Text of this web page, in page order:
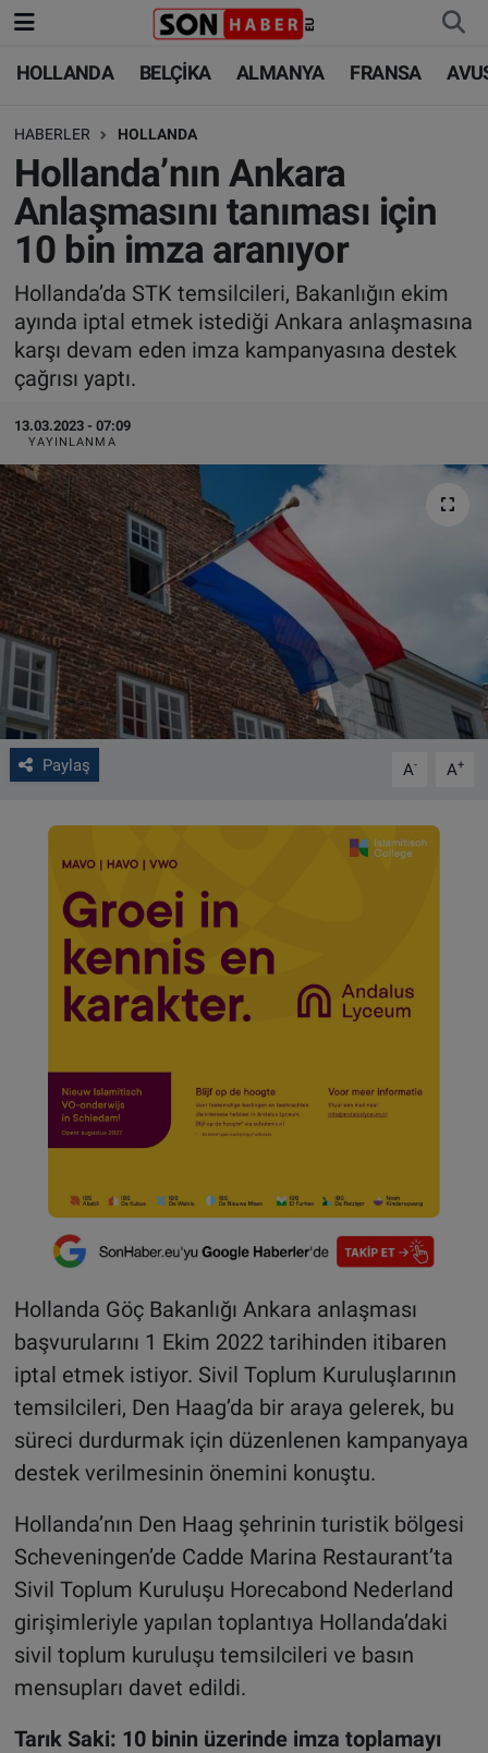
HOLLANDA BELÇİKA ALMANYA FRANSA
HABERLER HOLLANDA
Hollanda’nın Ankara
Anlaşmasını tanıması için
10 bin imza aranıyor
Hollanda’da STK temsilcileri, Bakanlığın ekim
ayında iptal etmek istediği Ankara anlaşmasına
karşı devam eden imza kampanyasına destek
çağrısı yaptı.
13.03.2023 - 07:09
YAYINLANMA
Paylaş A- A+
Hollanda Göç Bakanlığı Ankara anlaşması
başvurularını 1 Ekim 2022 tarihinden itibaren
iptal etmek istiyor. Sivil Toplum Kuruluşlarının
temsilcileri, Den Haag’da bir araya gelerek, bu
süreci durdurmak için düzenlenen kampanyaya
destek verilmesinin önemini konuştu.
Hollanda’nın Den Haag şehrinin turistik bölgesi
Scheveningen’de Cadde Marina Restaurant’ta
Sivil Toplum Kuruluşu Horecabond Nederland
girişimleriyle yapılan toplantıya Hollanda’daki
sivil toplum kuruluşu temsilcileri ve basın
mensupları davet edildi.
Tarık Saki: 10 binin üzerinde imza toplamayı
HOLLANDA
BELÇİKA
ALMANYA
FRANSA
AVUSTURYA
SAĞLIK - YAŞAM
BİLİM-TEKNOLOJİ
HOLLANDA
BELÇİKA
ALMANYA
TÜRKİYE
DÜNYA
BİLİM-TEKNOLOJİ
SAĞLIK
FOTO GALERİ
VIDEO GALERİ
ALGEMENE VOORWAARDEN
CONTACT
Çerez Politikası
Nöbetçi Eczaneler
Hava Durumu
Trafik Durumu
Süper Lig Puan Durumu ve Fikstür
Tüm Manşetler
Son Dakika Haberleri
Haber Arşivi